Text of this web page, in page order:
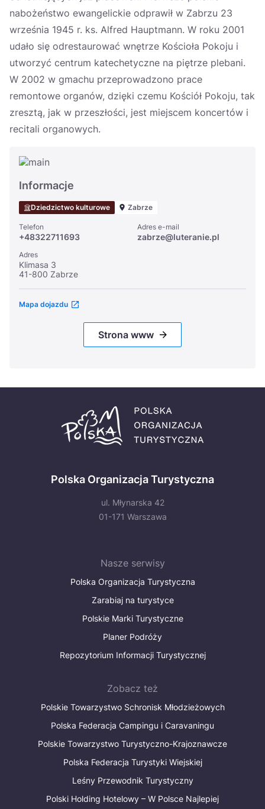
nabożeństwo ewangelickie odprawił w Zabrzu 23
września 1945 r. ks. Alfred Hauptmann. W roku 2001
udało się odrestaurować wnętrze Kościoła Pokoju i
utworzyć centrum katechetyczne na piętrze plebani.
W 2002 w gmachu przeprowadzono prace
remontowe organów, dzięki czemu Kościół Pokoju, tak
zresztą, jak w przeszłości, jest miejscem koncertów i
recitali organowych.
Informacje
Dziedzictwo kulturowe Zabrze
Telefon
+48322711693
Adres e-mail
zabrze@luteranie.pl
Adres
Klimasa 3
41-800 Zabrze
Mapa dojazdu
Strona www
Polska Organizacja Turystyczna
ul. Młynarska 42
01-171 Warszawa
Nasze serwisy
Polska Organizacja Turystyczna
Zarabiaj na turystyce
Polskie Marki Turystyczne
Planer Podróży
Repozytorium Informacji Turystycznej
Zobacz też
Polskie Towarzystwo Schronisk Młodzieżowych
Polska Federacja Campingu i Caravaningu
Polskie Towarzystwo Turystyczno-Krajoznawcze
Polska Federacja Turystyki Wiejskiej
Leśny Przewodnik Turystyczny
Polski Holding Hotelowy – W Polsce Najlepiej